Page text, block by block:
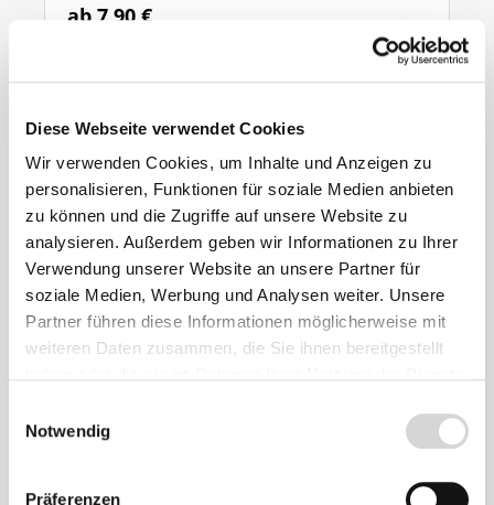
Diese Webseite verwendet Cookies
Wir verwenden Cookies, um Inhalte und Anzeigen zu
personalisieren, Funktionen für soziale Medien anbieten
zu können und die Zugriffe auf unsere Website zu
analysieren. Außerdem geben wir Informationen zu Ihrer
Verwendung unserer Website an unsere Partner für
soziale Medien, Werbung und Analysen weiter. Unsere
Partner führen diese Informationen möglicherweise mit
weiteren Daten zusammen, die Sie ihnen bereitgestellt
Notwendig
Präferenzen
ab 7,90 €
Ähnliche
Produkte